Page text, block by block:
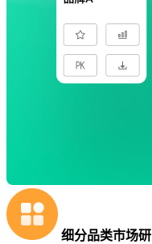
细分品类市场